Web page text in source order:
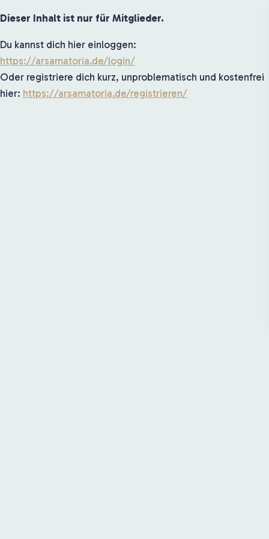
Dieser Inhalt ist nur für Mitglieder.
Du kannst dich hier einloggen:
https://arsamatoria.de/login/
Oder registriere dich kurz, unproblematisch und kostenfrei
hier: https://arsamatoria.de/registrieren/